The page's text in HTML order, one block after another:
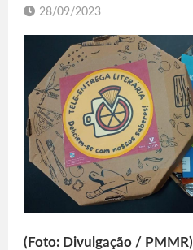
28/09/2023
(Foto: Divulgação / PMMR)